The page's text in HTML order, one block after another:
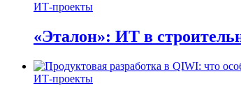
ИТ-проекты
«Эталон»: ИТ в
ИТ-проекты